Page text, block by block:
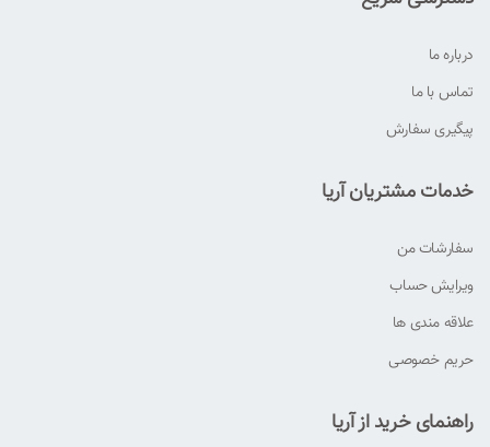
درباره ما
تماس با ما
پیگیری سفارش
خدمات مشتریان آریا
سفارشات من
ویرایش حساب
علاقه مندی ها
حریم خصوصی
راهنمای خرید از آریا